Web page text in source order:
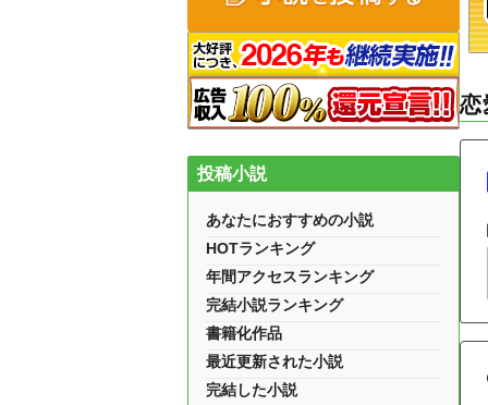
恋
投稿小説
あなたにおすすめの小説
HOTランキング
年間アクセスランキング
完結小説ランキング
書籍化作品
最近更新された小説
完結した小説